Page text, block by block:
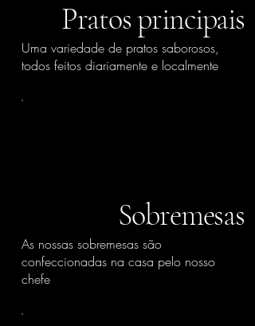
Pratos principais
Uma variedade de pratos saborosos,
todos feitos diariamente e localmente
Sobremesas
As nossas sobremesas são
confeccionadas na casa pelo nosso
chefe